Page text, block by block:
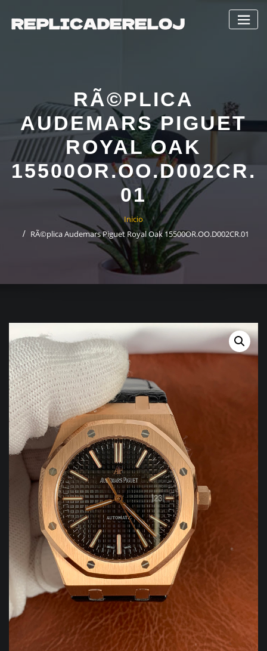
contenido
RÃ©PLICA
AUDEMARS PIGUET
ROYAL OAK
15500OR.OO.D002CR.
01
Inicio
RÃ©plica Audemars Piguet Royal Oak 15500OR.OO.D002CR.01